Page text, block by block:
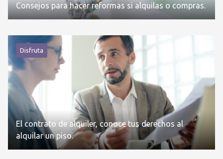
Consejos para hacer reformas si alquilas o compras.
Disfruta
El contrato de alquiler, conoce tus derechos al
alquilar un piso.